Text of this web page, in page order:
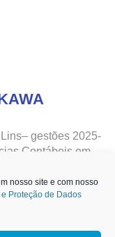
nosso site e com nosso
Proteção de Dados
gestões 2025-
Contábeis em